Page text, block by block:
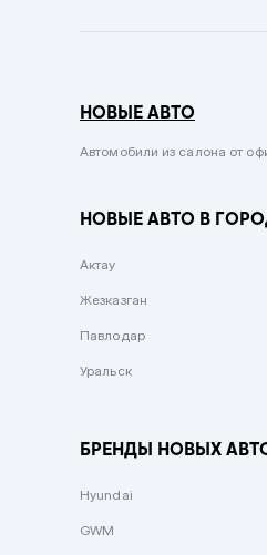
Сиреневый металлик
Вишневый
Зеленый металлик
НОВЫЕ АВТО
Автомобили из салона от
НОВЫЕ АВТО В
Актау
Жезказган
Павлодар
Уральск
БРЕНДЫ НОВЫХ
Hyundai
GWM